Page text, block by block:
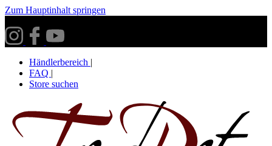
Zum Hauptinhalt springen
Händlerbereich |
FAQ |
Store suchen